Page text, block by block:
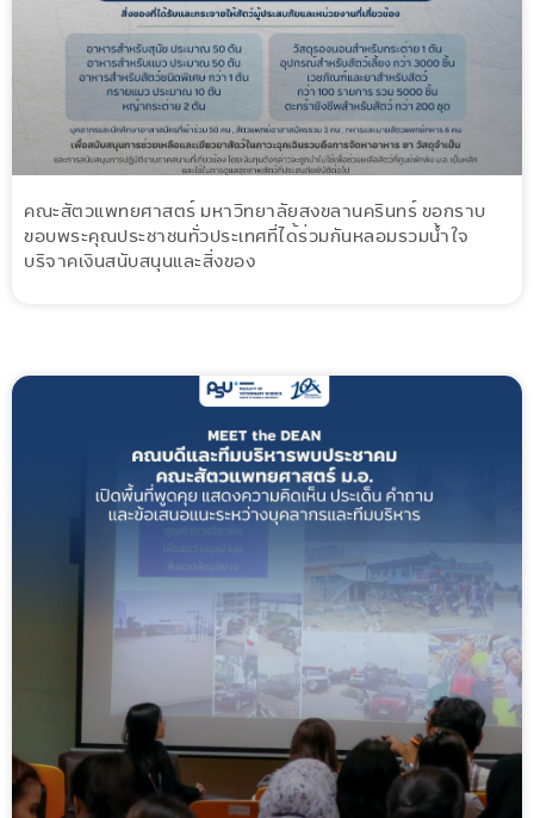
คณะสัตวแพทยศาสตร์ มหาวิทยาลัยสงขลานครินทร์ ขอกราบ
ขอบพระคุณประชาชนทั่วประเทศที่ได้ร่วมกันหลอมรวมน้ำใจ
บริจาคเงินสนับสนุนและสิ่งของ